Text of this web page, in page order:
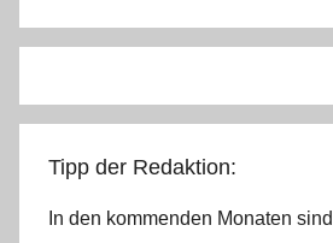
Tipp der Redaktion:
In den kommenden Monaten